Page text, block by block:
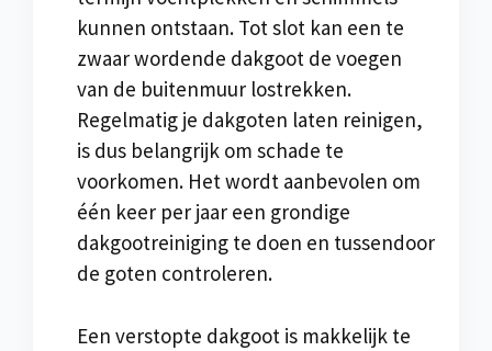
kunnen ontstaan. Tot slot kan een te
zwaar wordende dakgoot de voegen
van de buitenmuur lostrekken.
Regelmatig je dakgoten laten reinigen,
is dus belangrijk om schade te
voorkomen. Het wordt aanbevolen om
één keer per jaar een grondige
dakgootreiniging te doen en tussendoor
de goten controleren.
Een verstopte dakgoot is makkelijk te